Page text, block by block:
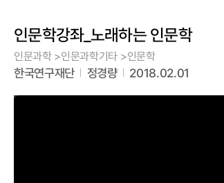
인문학강좌_노래하는 인문학
인문과학 >인문과학기타 >인문학
한국연구재단 정경량 2018.02.01
This